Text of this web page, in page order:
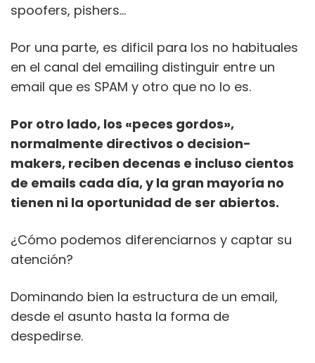
spoofers, pishers…
Por una parte, es dificil para los no habituales
en el canal del emailing distinguir entre un
email que es SPAM y otro que no lo es.
Por otro lado, los «peces gordos»,
normalmente directivos o decision-
makers, reciben decenas e incluso cientos
de emails cada día, y la gran mayoría no
tienen ni la oportunidad de ser abiertos.
¿Cómo podemos diferenciarnos y captar su
atención?
Dominando bien la estructura de un email,
desde el asunto hasta la forma de
despedirse.